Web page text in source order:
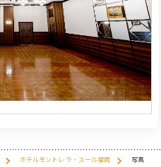
ホテルモントレ ラ・スール福岡 写真